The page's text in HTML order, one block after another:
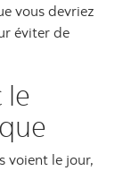
vous devriez
éviter de
le
voient le jour,